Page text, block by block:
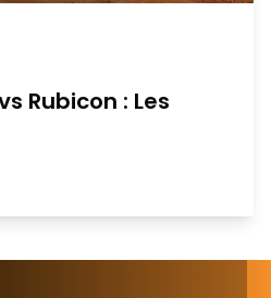
Rubicon : Les